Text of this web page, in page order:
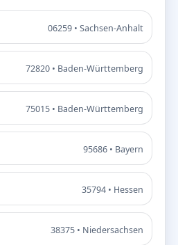
06259 • Sachsen-Anhalt
72820 • Baden-Württemberg
75015 • Baden-Württemberg
95686 • Bayern
35794 • Hessen
38375 • Niedersachsen